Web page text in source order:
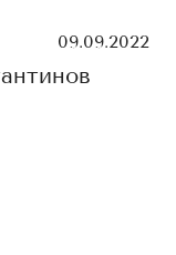
09.09.2022